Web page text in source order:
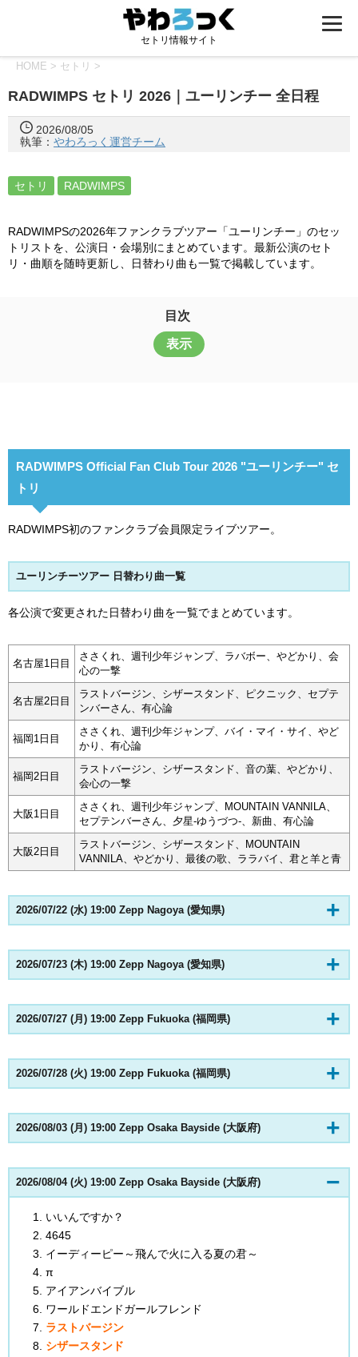
セトリ情報サイト
HOME > セトリ >
RADWIMPS セトリ 2026｜ユーリンチー 全日程
2026/08/05
執筆： やわろっく運営チーム
セトリ RADWIMPS
RADWIMPSの2026年ファンクラブツアー「ユーリンチー」のセッ
トリストを、公演日・会場別にまとめています。最新公演のセト
リ・曲順を随時更新し、日替わり曲も一覧で掲載しています。
目次
表示
RADWIMPS Official Fan Club Tour 2026 "ユーリンチー" セ
トリ
RADWIMPS初のファンクラブ会員限定ライブツアー。
ユーリンチーツアー 日替わり曲一覧
各公演で変更された日替わり曲を一覧でまとめています。
名古屋1日目
ささくれ、週刊少年ジャンプ、ラバボー、やどかり、会
心の一撃
名古屋2日目
ラストバージン、シザースタンド、ピクニック、セプテ
ンバーさん、有心論
福岡1日目
ささくれ、週刊少年ジャンプ、バイ・マイ・サイ、やど
かり、有心論
福岡2日目
ラストバージン、シザースタンド、音の葉、やどかり、
会心の一撃
大阪1日目
ささくれ、週刊少年ジャンプ、MOUNTAIN VANNILA、
セプテンバーさん、夕星-ゆうづつ-、新曲、有心論
大阪2日目
ラストバージン、シザースタンド、MOUNTAIN
VANNILA、やどかり、最後の歌、ララバイ、君と羊と青
2026/07/22 (水) 19:00 Zepp Nagoya (愛知県)
2026/07/23 (木) 19:00 Zepp Nagoya (愛知県)
2026/07/27 (月) 19:00 Zepp Fukuoka (福岡県)
2026/07/28 (火) 19:00 Zepp Fukuoka (福岡県)
2026/08/03 (月) 19:00 Zepp Osaka Bayside (大阪府)
2026/08/04 (火) 19:00 Zepp Osaka Bayside (大阪府)
いいんですか？
4645
イーディーピー～飛んで火に入る夏の君～
π
アイアンバイブル
ワールドエンドガールフレンド
ラストバージン
シザースタンド